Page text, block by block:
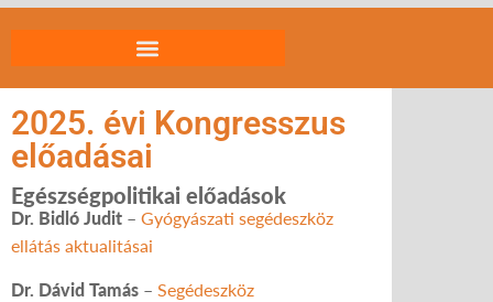
2025. évi Kongresszus
előadásai
Egészségpolitikai előadások
Dr. Bidló Judit – Gyógyászati segédeszköz
ellátás aktualitásai
Dr. Dávid Tamás – Segédeszköz